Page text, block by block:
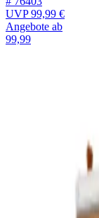
UVP99,99 €
Angebote ab
99,99